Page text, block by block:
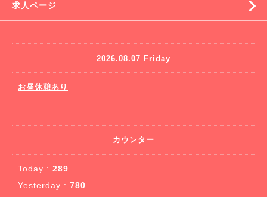
求人ページ
2026.08.07 Friday
お昼休憩あり
カウンター
Today : 289
Yesterday : 780